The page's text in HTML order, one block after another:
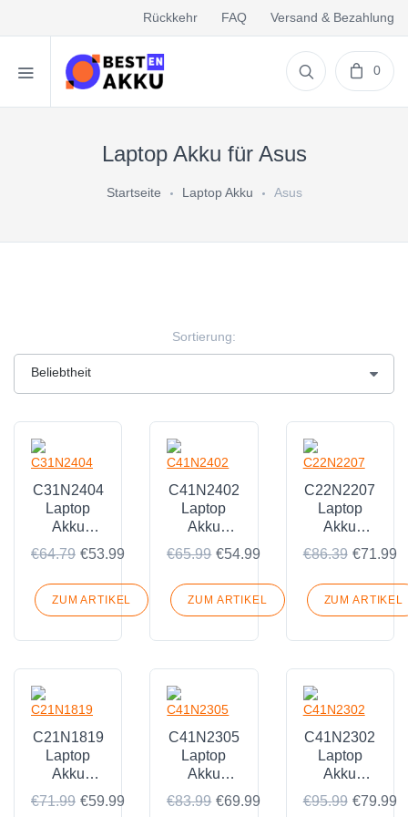
Rückkehr FAQ Versand & Bezahlung
0
Laptop Akku für Asus
Startseite Laptop Akku Asus
Sortierung:
C31N2404
Laptop
Akku
Passend
für Asus
VivoBook
S16
S3607QA
€64.79 €53.99
ZUM ARTIKEL
C41N2402
Laptop
Akku
Passend
für Asus
Vivobook
18 M1807
€65.99 €54.99
ZUM ARTIKEL
C22N2207
Laptop
Akku
Passend
für ASUS
Vivobook
15i 2023
Series: i5-
€86.39 €71.99
ZUM ARTIKEL
C21N1819
Laptop
Akku
Passend
für Asus
€71.99 €59.99
C41N2305
Laptop
Akku
Passend
für Asus
€83.99 €69.99
C41N2302
Laptop
Akku
Passend
für Asus
€95.99 €79.99